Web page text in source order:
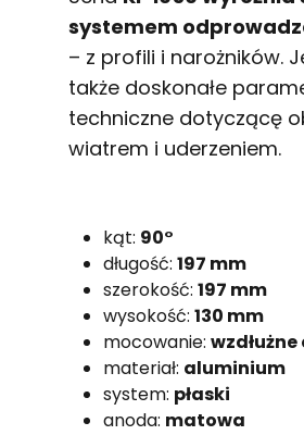
systemem
– z profili i narożników.
także doskonałe
techniczne dotyczącę
wiatrem i uderzeniem.
kąt: 90°
długość: 197 mm
szerokość: 197 mm
wysokość: 130 mm
mocowanie:
materiał: aluminium
system: płaski
anoda: matowa